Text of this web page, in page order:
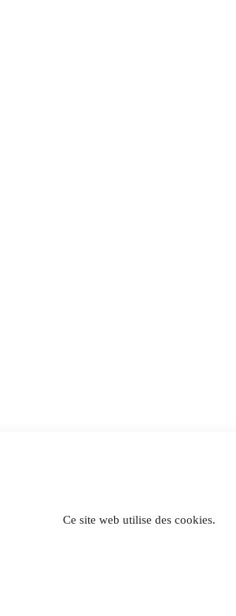
Ce site web utilise des cookies.